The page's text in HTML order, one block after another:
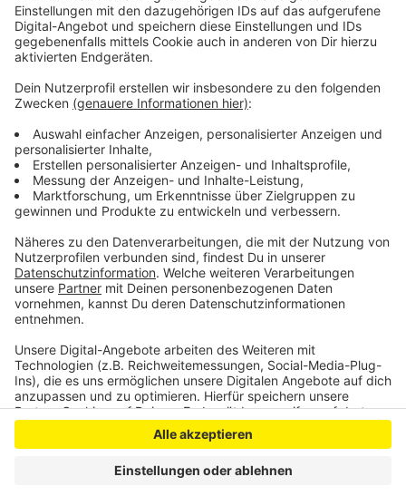
Anzeige
Kontrolle über ihr Auto, berichtet die Polizei. Die
Strecke musste während des Feierabendverkehrs
gesperrt werden, um auslaufende Betriebsmittel
führte zu einem Stau auf der B266. Die Sperrung der
Verkehrsbehinderungen, doch gegen 19:50 Uhr konnte
eine Spur wieder freigegeben werden.
Anzeige